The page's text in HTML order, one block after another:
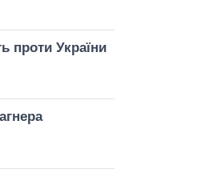
проти України